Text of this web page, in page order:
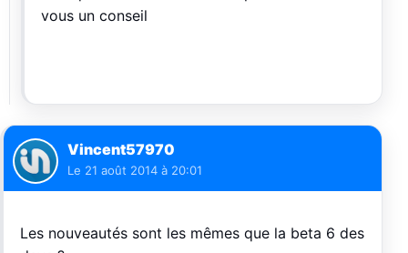
vous un conseil
Vincent57970
Le 21 août 2014 à 20:01
Les nouveautés sont les mêmes que la beta 6 des